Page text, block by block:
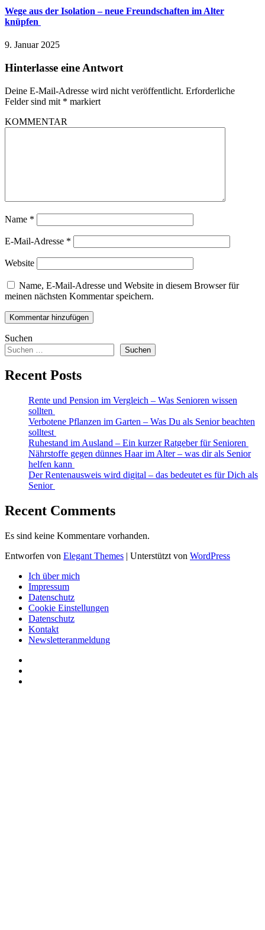
Wege aus der Isolation – neue Freundschaften im Alter
knüpfen
9. Januar 2025
Hinterlasse eine Antwort
Deine E-Mail-Adresse wird nicht veröffentlicht. Erforderliche
Felder sind mit * markiert
KOMMENTAR
Name *
E-Mail-Adresse *
Website
Name, E-Mail-Adresse und Website in diesem Browser für
meinen nächsten Kommentar speichern.
Suchen
Suchen
Recent Posts
Rente und Pension im Vergleich – Was Senioren wissen
sollten
Verbotene Pflanzen im Garten – Was Du als Senior beachten
solltest
Ruhestand im Ausland – Ein kurzer Ratgeber für Senioren
Nährstoffe gegen dünnes Haar im Alter – was dir als Senior
helfen kann
Der Rentenausweis wird digital – das bedeutet es für Dich als
Senior
Recent Comments
Es sind keine Kommentare vorhanden.
Entworfen von Elegant Themes | Unterstützt von WordPress
Ich über mich
Impressum
Datenschutz
Cookie Einstellungen
Datenschutz
Kontakt
Newsletteranmeldung